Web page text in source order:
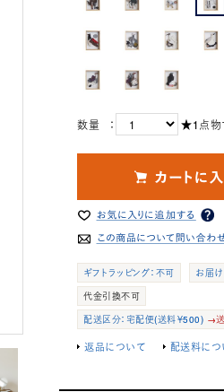
数量 ： ★1点物
ギフトラッピング：不可
お届
代金引換不可
配送区分：宅配便(送料￥500) →
返品について 配送料につ